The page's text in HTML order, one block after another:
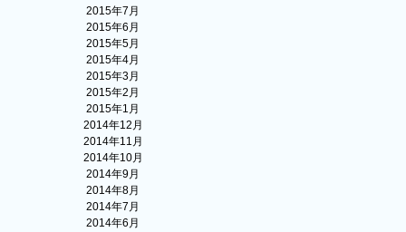
2015年7月
2015年6月
2015年5月
2015年4月
2015年3月
2015年2月
2015年1月
2014年12月
2014年11月
2014年10月
2014年9月
2014年8月
2014年7月
2014年6月